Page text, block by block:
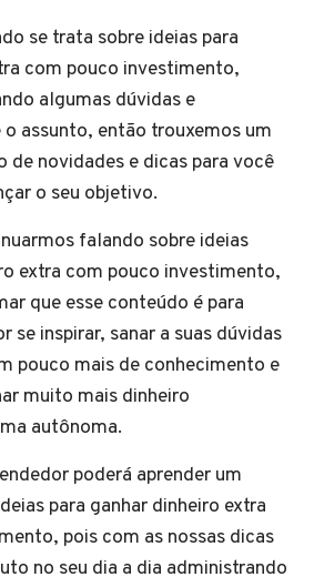
se trata sobre ideias para
com pouco investimento,
algumas dúvidas e
assunto, então trouxemos um
de novidades e dicas para você
o seu objetivo.
falando sobre ideias
extra com pouco investimento,
que esse conteúdo é para
se inspirar, sanar a suas dúvidas
pouco mais de conhecimento e
muito mais dinheiro
forma autônoma.
poderá aprender um
para ganhar dinheiro extra
pois com as nossas dicas
no seu dia a dia administrando